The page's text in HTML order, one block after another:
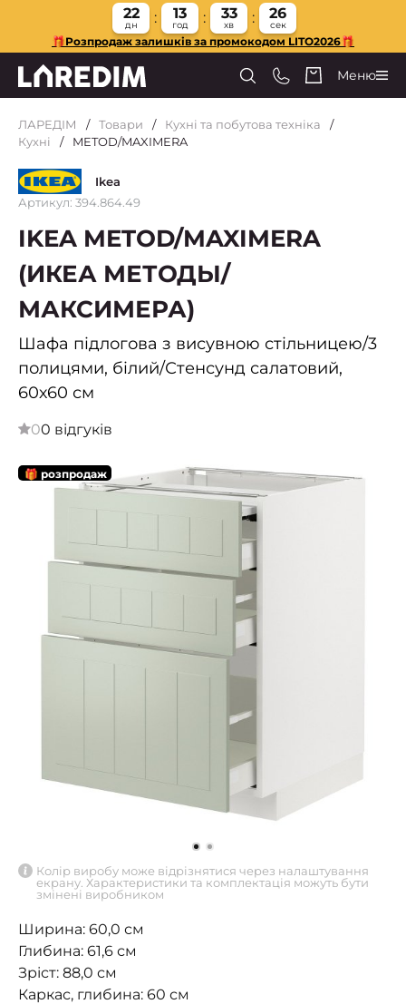
22
дн
13
год
33
хв
25
сек
🎁Розпродаж залишків за промокодом LITO2026🎁
Меню
ЛАРЕДІМ Товари
Кухні та побутова техніка
Кухні
METOD/MAXIMERA
Ikea
Артикул: 394.864.49
IKEA METOD/MAXIMERA
(ИКЕА МЕТОДЫ/
МАКСИМЕРА)
Шафа підлогова з висувною стільницею/3
полицями, білий/Стенсунд салатовий,
60х60 см
00 відгуків
🎁 розпродаж
Колір виробу може відрізнятися через налаштування
екрану. Характеристики та комплектація можуть бути
змінені виробником
Ширина: 60,0 см
Глибина: 61,6 см
Зріст: 88,0 см
Каркас, глибина: 60 см